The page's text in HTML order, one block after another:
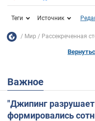
Теги Источник
Мир Рассекреченная
Важное
"Джипинг
формировались